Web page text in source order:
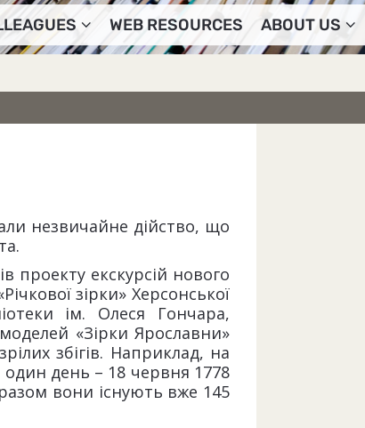
WEB RESOURCES ABOUT US
незвичайне дійство, що
проекту екскурсій нового
зірки» Херсонської
ім. Олеся Гончара,
«Зірки Ярославни»
збігів. Наприклад, на
один день – 18 червня 1778
вони існують вже 145